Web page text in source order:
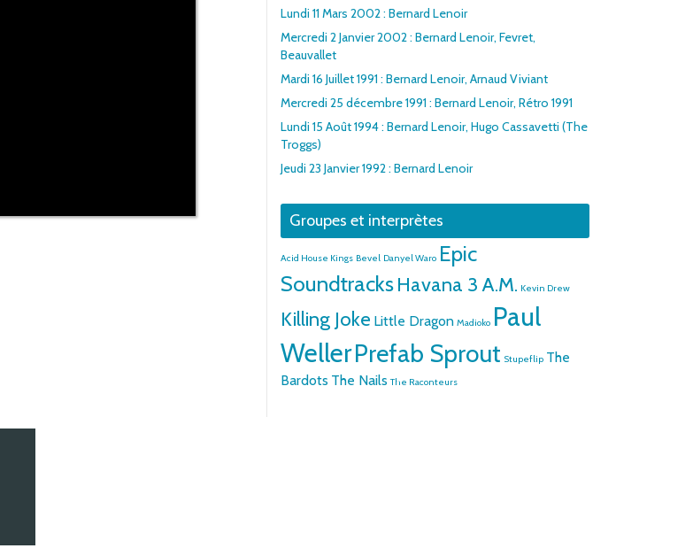
Lundi 11 Mars 2002 : Bernard Lenoir
Mercredi 2 Janvier 2002 : Bernard Lenoir, Fevret,
Beauvallet
Mardi 16 Juillet 1991 : Bernard Lenoir, Arnaud Viviant
Mercredi 25 décembre 1991 : Bernard Lenoir, Rétro 1991
Lundi 15 Août 1994 : Bernard Lenoir, Hugo Cassavetti (The
Troggs)
Jeudi 23 Janvier 1992 : Bernard Lenoir
Groupes et interprètes
Acid House Kings Bevel Danyel Waro Epic
SoundtracksHavana 3 A.M. Kevin Drew
Killing Joke Little Dragon Madioko Paul
WellerPrefab Sprout Stupeflip The
Bardots The Nails The Raconteurs